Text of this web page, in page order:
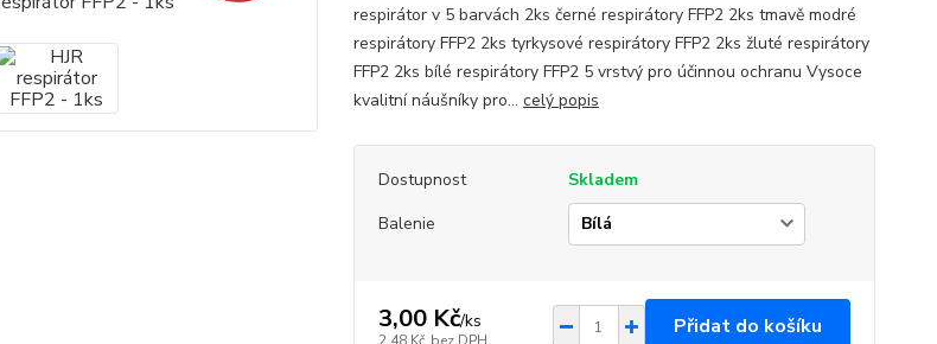
respirátor v 5 barvách 2ks černé respirátory FFP2 2ks tmavě modré
respirátory FFP2 2ks tyrkysové respirátory FFP2 2ks žluté respirátory
FFP2 2ks bílé respirátory FFP2 5 vrstvý pro účinnou ochranu Vysoce
kvalitní náušníky pro... celý popis
Dostupnost
Skladem
Balenie
3,00 Kč/ks
2,48 Kč bez DPH
Přidat do košíku